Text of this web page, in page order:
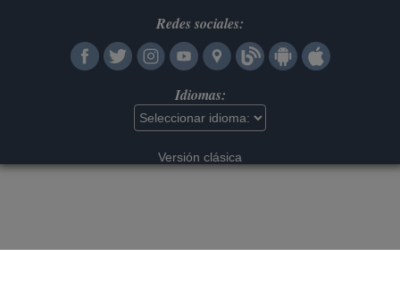
Redes sociales:
Idiomas:
Versión clásica